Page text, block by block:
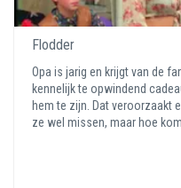
Flodder
Opa is jarig en krijgt van de
kennelijk te opwindend
hem te zijn. Dat veroorzaakt
ze wel missen, maar hoe kom